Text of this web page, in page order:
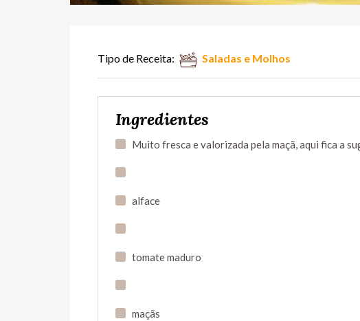
Tipo de Receita: Saladas e Molhos
Ingredientes
Muito fresca e valorizada pela maçã, aqui fica a
alface
tomate maduro
maçãs